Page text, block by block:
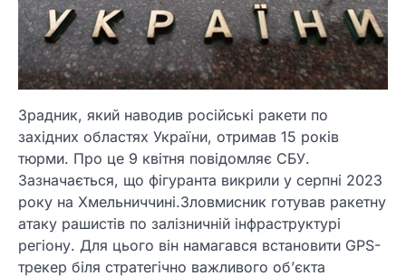
Зрадник, який наводив російські ракети по
західних областях України, отримав 15 років
тюрми. Про це 9 квітня повідомляє СБУ.
Зазначається, що фігуранта викрили у серпні 2023
року на Хмельниччині.Зловмисник готував ракетну
атаку рашистів по залізничній інфраструктурі
регіону. Для цього він намагався встановити GPS-
трекер біля стратегічно важливого об’єкта